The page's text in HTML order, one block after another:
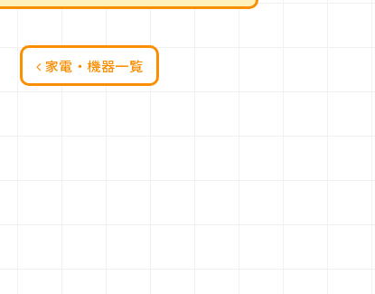
家電・機器一覧